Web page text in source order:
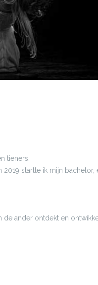
tieners.
startte ik mijn bachelor,
de ander ontdekt en